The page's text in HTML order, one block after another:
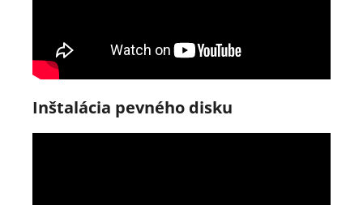
Inštalácia pevného disku